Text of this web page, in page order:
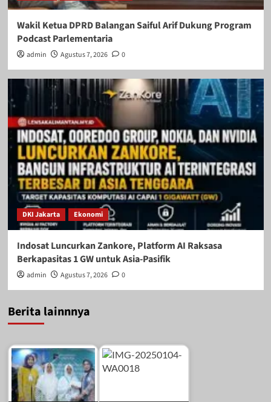
Wakil Ketua DPRD Balangan Saiful Arif Dukung Program
Podcast Parlementaria
admin Agustus 7, 2026 0
DKI Jakarta Ekonomi
Indosat Luncurkan Zankore, Platform AI Raksasa
Berkapasitas 1 GW untuk Asia-Pasifik
admin Agustus 7, 2026 0
Berita lainnnya